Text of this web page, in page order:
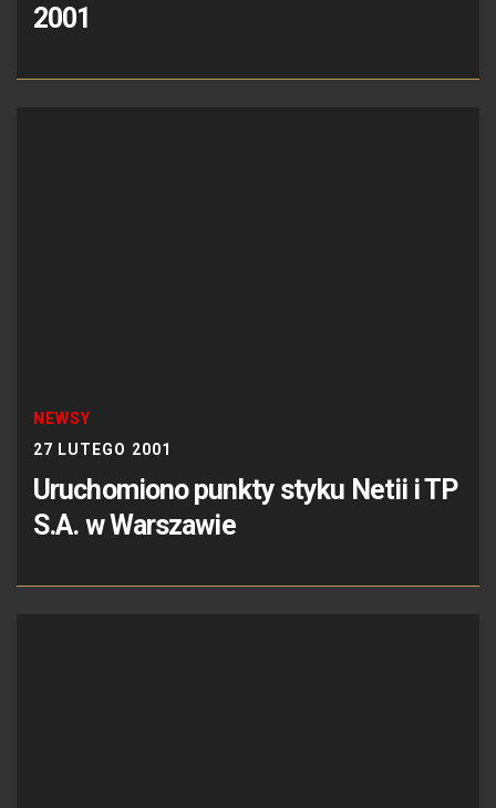
2001
NEWSY
27 LUTEGO 2001
Uruchomiono punkty styku Netii i TP
S.A. w Warszawie